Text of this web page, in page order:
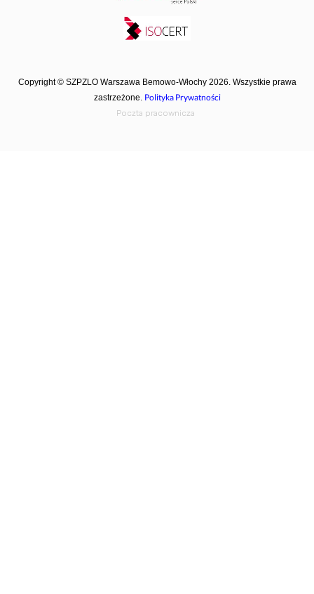
Copyright © SZPZLO Warszawa Bemowo-Włochy 2026. Wszystkie prawa
zastrzeżone. Polityka Prywatności
Poczta pracownicza